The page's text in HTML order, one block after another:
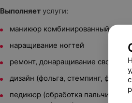
Выполняет услуги:
маникюр комбинированный
наращивание ногтей
ремонт, донаращивание
дизайн (фольга, стемпинг, френч)
педикюр (обработка пальчиков